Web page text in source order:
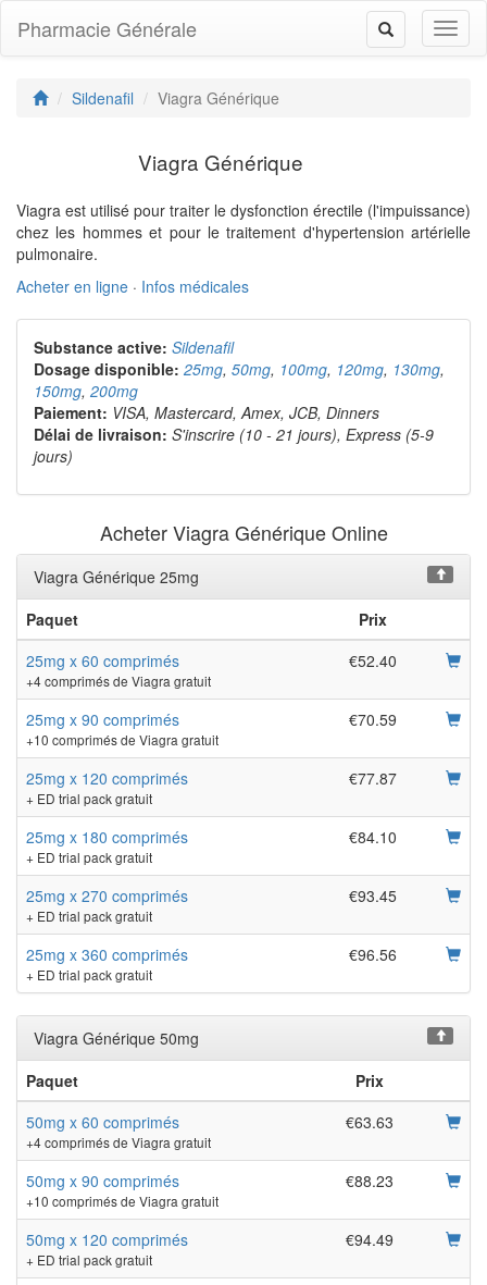
Toggle
navigation
Pharmacie Générale
Sildenafil Viagra Générique
Viagra Générique
Viagra est utilisé pour traiter le dysfonction érectile (l'impuissance)
chez les hommes et pour le traitement d'hypertension artérielle
pulmonaire.
Acheter en ligne · Infos médicales
Substance active: Sildenafil
Dosage disponible: 25mg, 50mg, 100mg, 120mg, 130mg,
150mg, 200mg
Paiement: VISA, Mastercard, Amex, JCB, Dinners
Délai de livraison: S'inscrire (10 - 21 jours), Express (5-9
jours)
Acheter Viagra Générique Online
Viagra Générique 25mg
Paquet
Prix
25mg x 60 comprimés
+4 comprimés de Viagra gratuit
€52.40
25mg x 90 comprimés
+10 comprimés de Viagra gratuit
€70.59
25mg x 120 comprimés
+ ED trial pack gratuit
€77.87
25mg x 180 comprimés
+ ED trial pack gratuit
€84.10
25mg x 270 comprimés
+ ED trial pack gratuit
€93.45
25mg x 360 comprimés
+ ED trial pack gratuit
€96.56
Viagra Générique 50mg
Paquet
Prix
50mg x 60 comprimés
+4 comprimés de Viagra gratuit
€63.63
50mg x 90 comprimés
+10 comprimés de Viagra gratuit
€88.23
50mg x 120 comprimés
+ ED trial pack gratuit
€94.49